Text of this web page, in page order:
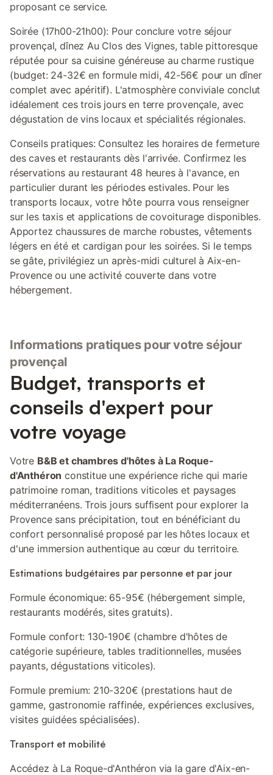
proposant ce service.
Soirée (17h00-21h00): Pour conclure votre séjour
provençal, dînez Au Clos des Vignes, table pittoresque
réputée pour sa cuisine généreuse au charme rustique
(budget: 24-32€ en formule midi, 42-56€ pour un dîner
complet avec apéritif). L'atmosphère conviviale conclut
idéalement ces trois jours en terre provençale, avec
dégustation de vins locaux et spécialités régionales.
Conseils pratiques: Consultez les horaires de fermeture
des caves et restaurants dès l'arrivée. Confirmez les
réservations au restaurant 48 heures à l'avance, en
particulier durant les périodes estivales. Pour les
transports locaux, votre hôte pourra vous renseigner
sur les taxis et applications de covoiturage disponibles.
Apportez chaussures de marche robustes, vêtements
légers en été et cardigan pour les soirées. Si le temps
se gâte, privilégiez un après-midi culturel à Aix-en-
Provence ou une activité couverte dans votre
hébergement.
Informations pratiques pour votre séjour
provençal
Budget, transports et
conseils d'expert pour
votre voyage
Votre B&B et chambres d'hôtes à La Roque-
d'Anthéron constitue une expérience riche qui marie
patrimoine roman, traditions viticoles et paysages
méditerranéens. Trois jours suffisent pour explorer la
Provence sans précipitation, tout en bénéficiant du
confort personnalisé proposé par les hôtes locaux et
d'une immersion authentique au cœur du territoire.
Estimations budgétaires par personne et par jour
Formule économique: 65-95€ (hébergement simple,
restaurants modérés, sites gratuits).
Formule confort: 130-190€ (chambre d'hôtes de
catégorie supérieure, tables traditionnelles, musées
payants, dégustations viticoles).
Formule premium: 210-320€ (prestations haut de
gamme, gastronomie raffinée, expériences exclusives,
visites guidées spécialisées).
Transport et mobilité
Accédez à La Roque-d'Anthéron via la gare d'Aix-en-